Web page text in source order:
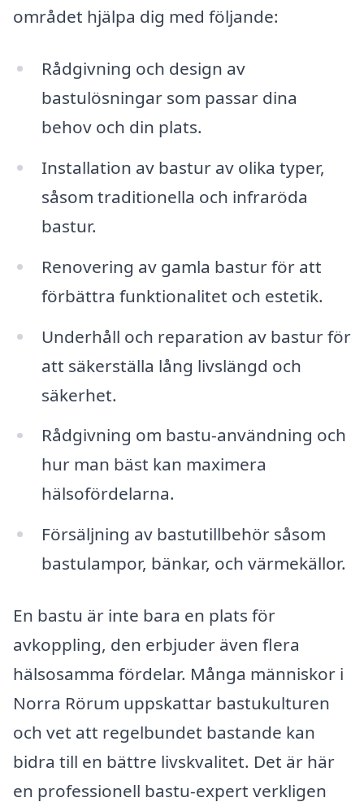
området hjälpa dig med följande:
Rådgivning och design av
bastulösningar som passar dina
behov och din plats.
Installation av bastur av olika typer,
såsom traditionella och infraröda
bastur.
Renovering av gamla bastur för att
förbättra funktionalitet och estetik.
Underhåll och reparation av bastur för
att säkerställa lång livslängd och
säkerhet.
Rådgivning om bastu-användning och
hur man bäst kan maximera
hälsofördelarna.
Försäljning av bastutillbehör såsom
bastulampor, bänkar, och värmekällor.
En bastu är inte bara en plats för
avkoppling, den erbjuder även flera
hälsosamma fördelar. Många människor i
Norra Rörum uppskattar bastukulturen
och vet att regelbundet bastande kan
bidra till en bättre livskvalitet. Det är här
en professionell bastu-expert verkligen